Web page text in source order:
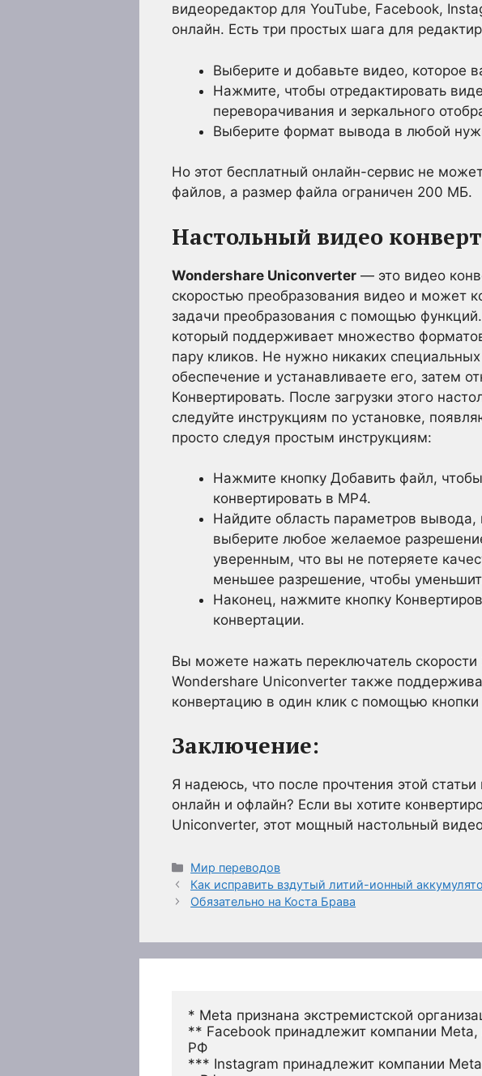
видеоредактор для YouTube, Facebook,
онлайн. Есть три простых шага для
Выберите и добавьте видео, которое
Нажмите, чтобы отредактировать
переворачивания и зеркального
Выберите формат вывода в любой
Но этот бесплатный онлайн-сервис не
файлов, а размер файла ограничен 200 МБ.
Настольный видео
Wondershare Uniconverter — это видео
скоростью преобразования видео и может
задачи преобразования с помощью
который поддерживает множество
пару кликов. Не нужно никаких
обеспечение и устанавливаете его, затем
Конвертировать. После загрузки этого
следуйте инструкциям по установке,
просто следуя простым инструкциям:
Нажмите кнопку Добавить файл,
конвертировать в MP4.
Найдите область параметров
выберите любое желаемое
уверенным, что вы не потеряете
меньшее разрешение, чтобы
Наконец, нажмите кнопку
конвертации.
Вы можете нажать переключатель скорости
Wondershare Uniconverter также
конвертацию в один клик с помощью кнопки
Заключение:
Я надеюсь, что после прочтения этой
онлайн и офлайн? Если вы хотите
Uniconverter, этот мощный настольный
Рубрики
Мир переводов
Как исправить вздутый литий-ионный
Обязательно на Коста Брава
* Meta признана экстремистской
** Facebook принадлежит компании Meta,
РФ
*** Instagram принадлежит компании